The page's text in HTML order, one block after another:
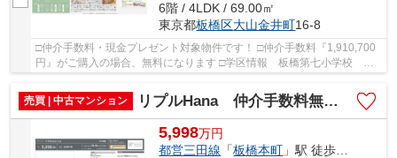
6階 / 4LDK / 69.00㎡
東京都板橋区大山金井町16-8
□仲介手数料・現金プレゼント対象物件です！ □仲介手数料『1,910,700
円』がご購入の場合、無料になります □学区情報 板橋第七小学校 約3
売買 | 中古マンション
リプルHana 仲介手数料無料＋15万円現金プレゼント中
5,998万円
都営三田線 「板橋本町 」駅 徒歩2分